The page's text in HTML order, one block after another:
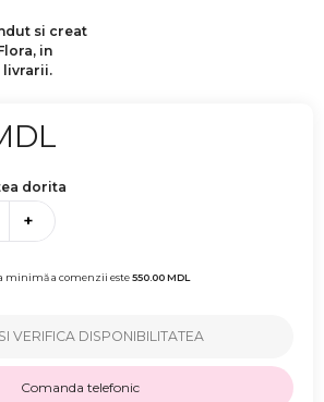
si creat
in
livrarii.
dorita
+
minimă a comenzii este550.00MDL
VERIFICA DISPONIBILITATEA
Comanda telefonic